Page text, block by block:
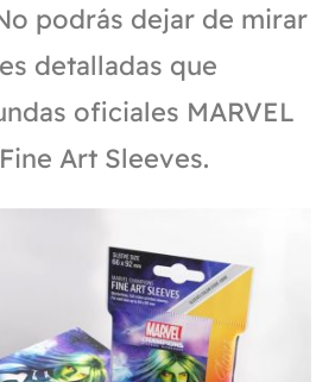
podrás dejar de mirar
detalladas que
oficiales MARVEL
Art Sleeves.